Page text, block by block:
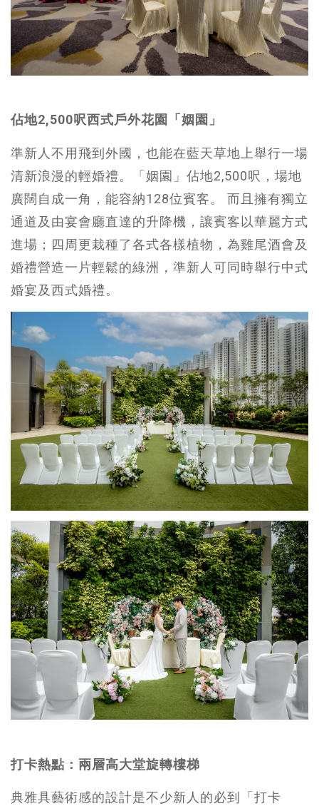
佔地2,500呎西式戶外花園「姻園」
準新人不用飛到外國，也能在藍天草地上舉行一場
清新浪漫的輕婚禮。「姻園」佔地2,500呎，場地
廣闊自成一角，能容納128位賓客。 而且擁有獨立
通道及由宴會廳直達的升降機，讓賓客以華麗方式
進場；四周更栽種了各式各樣植物，為雞尾酒會及
婚禮營造一片輕鬆的綠洲，準新人可同時舉行中式
婚宴及西式婚禮。
打卡熱點：兩層高大堂旋轉樓梯
典雅具藝術感的設計是不少新人的必到「打卡